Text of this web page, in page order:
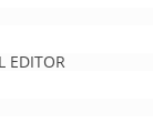
EDITOR